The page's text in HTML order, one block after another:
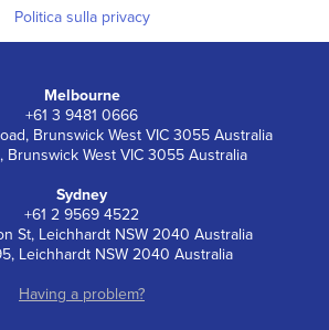
Politica sulla privacy
Melbourne
+61 3 9481 0666
Brunswick West VIC 3055 Australia
Brunswick West VIC 3055 Australia
Sydney
+61 2 9569 4522
St, Leichhardt NSW 2040 Australia
Leichhardt NSW 2040 Australia
Having a problem?